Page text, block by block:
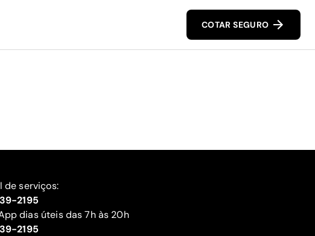
COTAR SEGURO
de serviços:
2195
dias úteis das 7h às 20h
2195